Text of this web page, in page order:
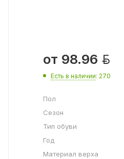
от 98.96 
Есть в наличии: 270
Пол
Сезон
Тип обуви
Год
Материал верха